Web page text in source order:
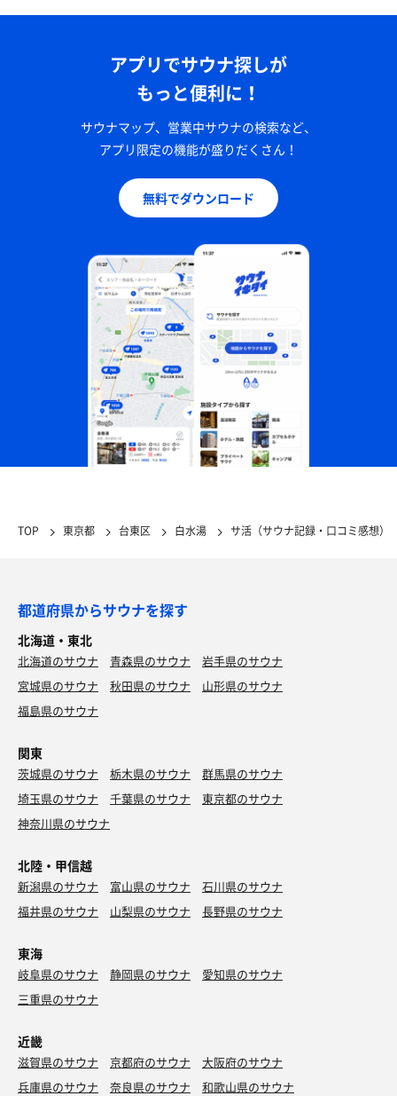
アプリでサウナ探しが
もっと便利に！
サウナマップ、営業中サウナの検索など、
アプリ限定の機能が盛りだくさん！
無料でダウンロード
TOP 東京都 台東区 白水湯 サ活（サウナ記録・口コミ感想）
都道府県からサウナを探す
北海道・東北
北海道のサウナ 青森県のサウナ
岩手県のサウナ
宮城県のサウナ
秋田県のサウナ
山形県のサウナ
福島県のサウナ
関東
茨城県のサウナ 栃木県のサウナ
群馬県のサウナ
埼玉県のサウナ
千葉県のサウナ
東京都のサウナ
神奈川県のサウナ
北陸・甲信越
新潟県のサウナ 富山県のサウナ
石川県のサウナ
福井県のサウナ
山梨県のサウナ 長野県のサウナ
東海
岐阜県のサウナ 静岡県のサウナ
愛知県のサウナ
三重県のサウナ
近畿
滋賀県のサウナ 京都府のサウナ
大阪府のサウナ
兵庫県のサウナ
奈良県のサウナ 和歌山県のサウナ